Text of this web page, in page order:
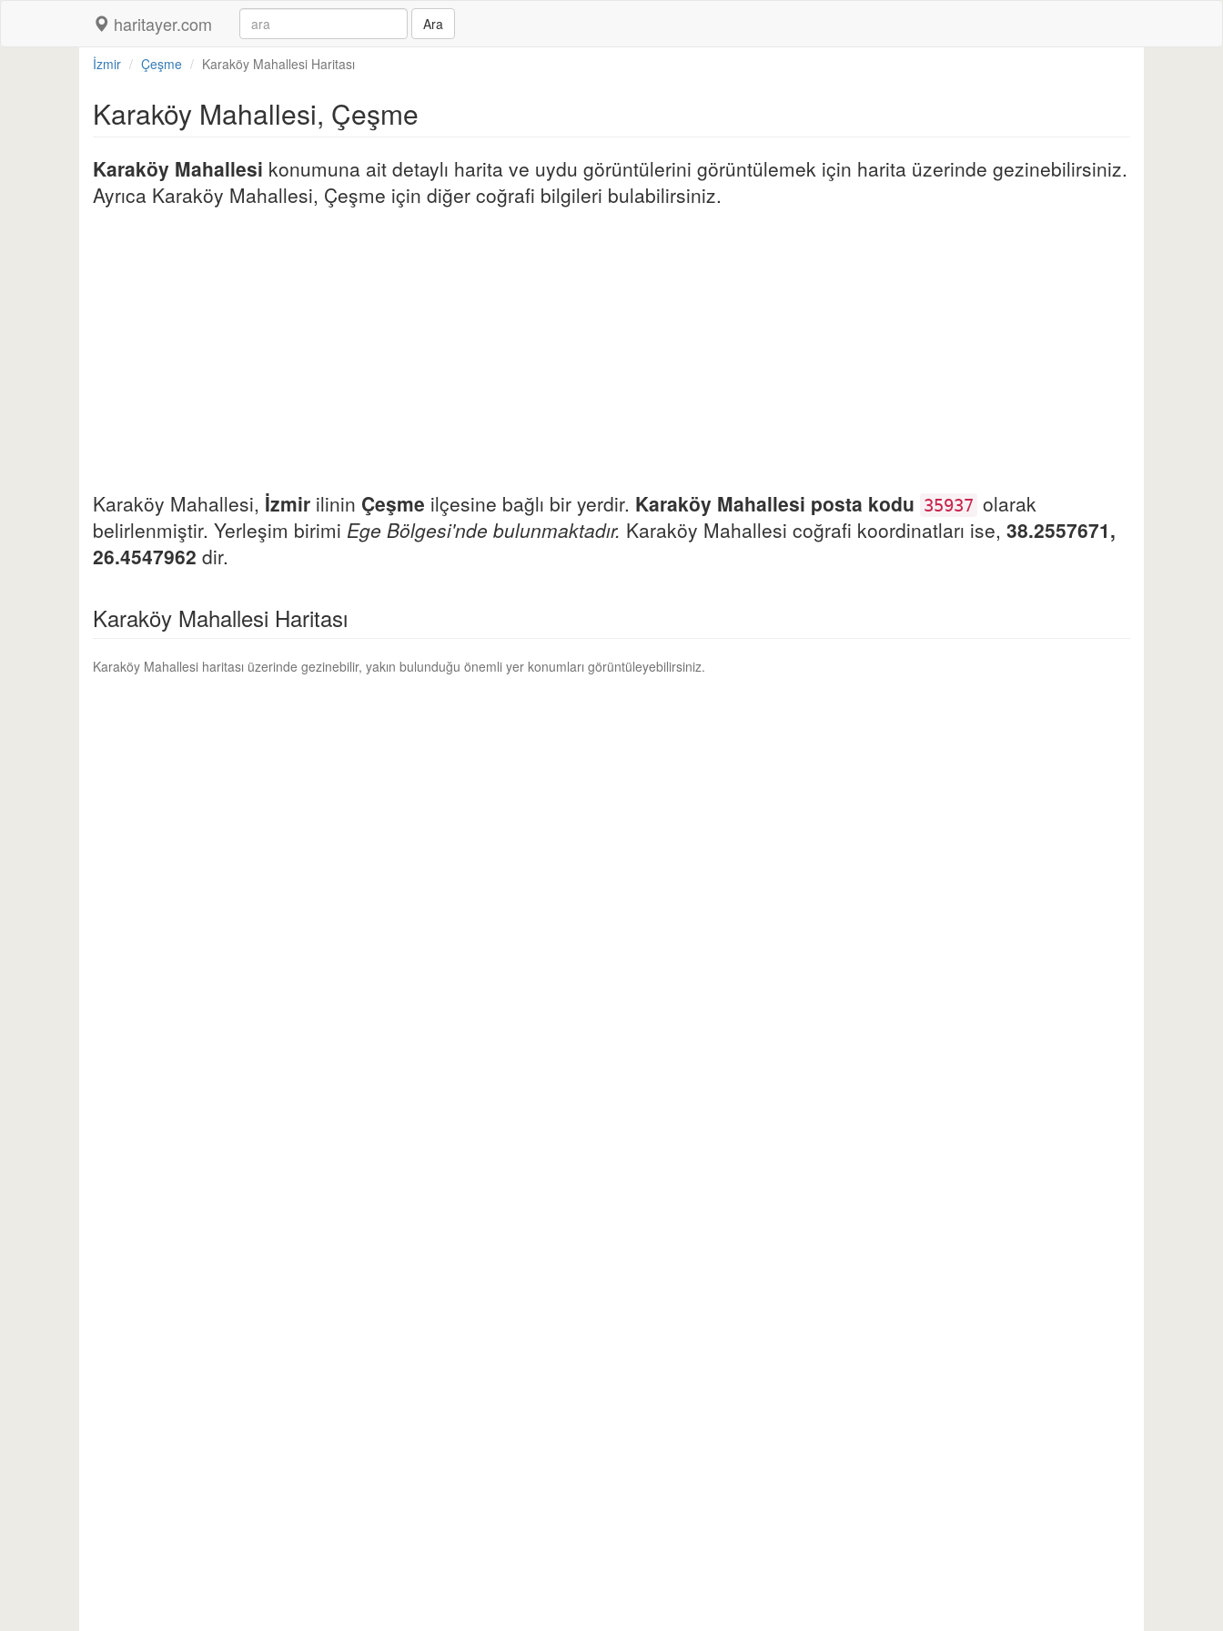
haritayer.com Ara
İzmir Çeşme Karaköy Mahallesi Haritası
Karaköy Mahallesi, Çeşme
Karaköy Mahallesi konumuna ait detaylı harita ve uydu görüntülerini görüntülemek için harita üzerinde gezinebilirsiniz.
Ayrıca Karaköy Mahallesi, Çeşme için diğer coğrafi bilgileri bulabilirsiniz.
Karaköy Mahallesi, İzmir ilinin Çeşme ilçesine bağlı bir yerdir. Karaköy Mahallesi posta kodu 35937 olarak
belirlenmiştir. Yerleşim birimi Ege Bölgesi'nde bulunmaktadır. Karaköy Mahallesi coğrafi koordinatları ise, 38.2557671,
26.4547962 dir.
Karaköy Mahallesi Haritası
Karaköy Mahallesi haritası üzerinde gezinebilir, yakın bulunduğu önemli yer konumları görüntüleyebilirsiniz.